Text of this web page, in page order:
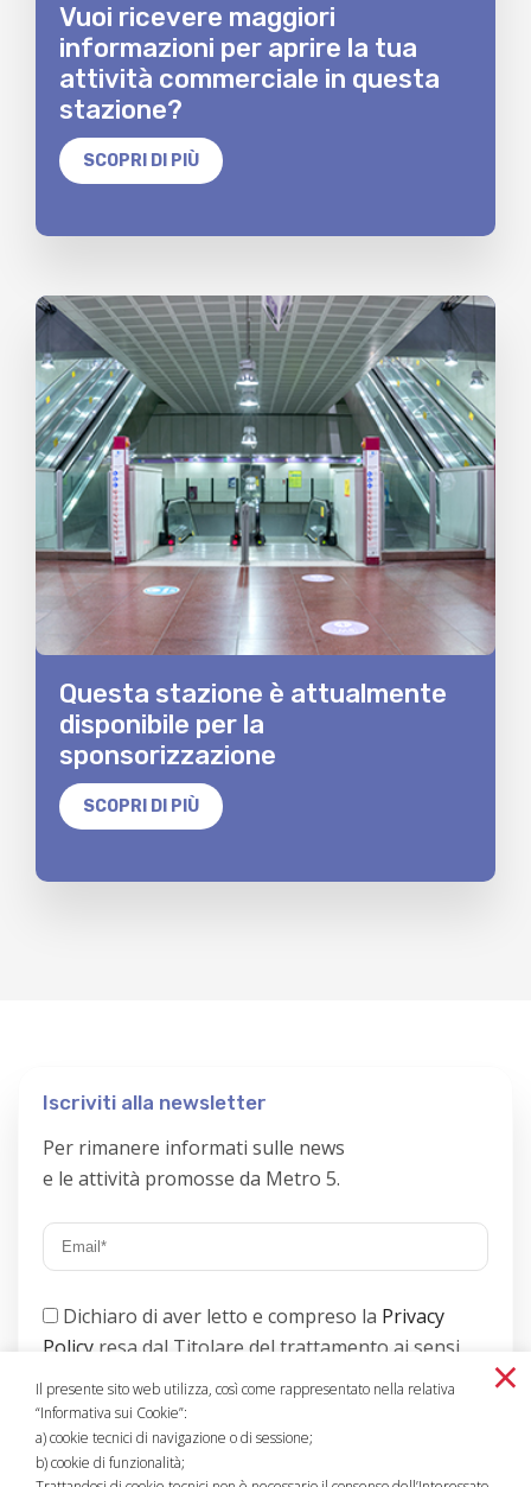
Vuoi ricevere maggiori
informazioni per aprire la tua
attività commerciale in questa
stazione?
SCOPRI DI PIÙ
Questa stazione è attualmente
disponibile per la
sponsorizzazione
SCOPRI DI PIÙ
Iscriviti alla newsletter
Per rimanere informati sulle news
e le attività promosse da Metro 5.
Dichiaro di aver letto e compreso la Privacy
Policy resa dal Titolare del trattamento ai sensi
dell’art. 13 del GDPR;
×
Il presente sito web utilizza, così come rappresentato nella relativa
“Informativa sui Cookie”:
a) cookie tecnici di navigazione o di sessione;
b) cookie di funzionalità;